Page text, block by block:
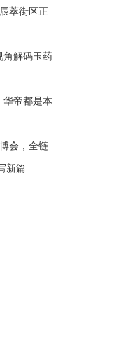
萃街区正
角解码玉药
华帝都是本
会，全链
新篇